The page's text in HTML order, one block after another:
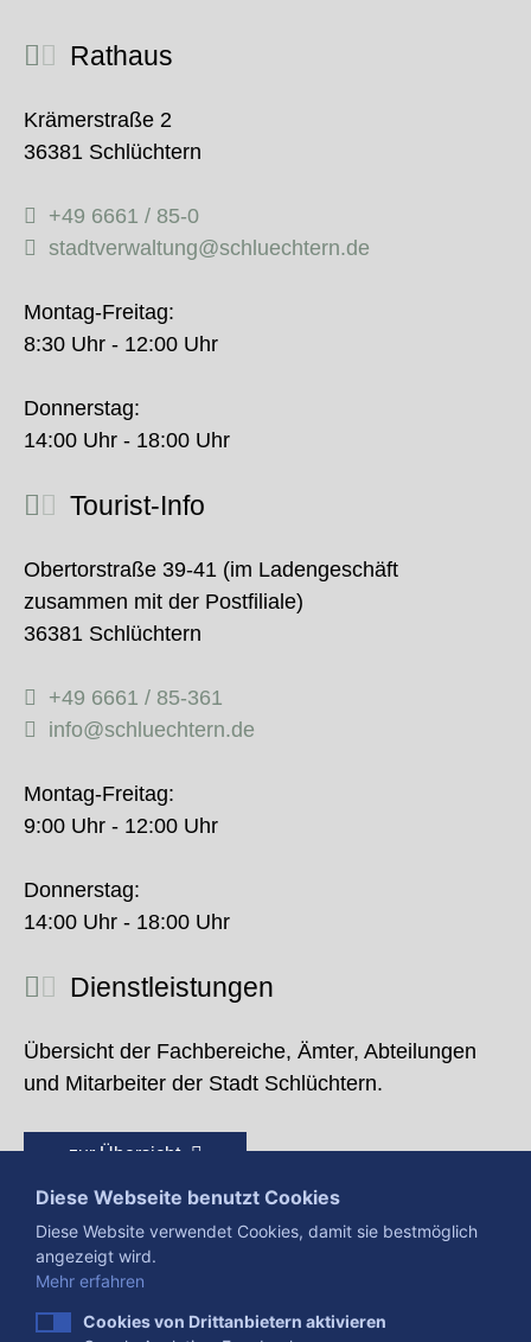
Rathaus
Krämerstraße 2
36381 Schlüchtern
+49 6661 / 85-0
stadtverwaltung@schluechtern.de
Montag-Freitag:
8:30 Uhr - 12:00 Uhr
Donnerstag:
14:00 Uhr - 18:00 Uhr
Tourist-Info
Obertorstraße 39-41 (im Ladengeschäft
zusammen mit der Postfiliale)
36381 Schlüchtern
+49 6661 / 85-361
info@schluechtern.de
Montag-Freitag:
9:00 Uhr - 12:00 Uhr
Donnerstag:
14:00 Uhr - 18:00 Uhr
Dienstleistungen
Übersicht der Fachbereiche, Ämter, Abteilungen
und Mitarbeiter der Stadt Schlüchtern.
zur Übersicht
Diese Webseite benutzt Cookies
Diese Website verwendet Cookies, damit sie bestmöglich
angezeigt wird.
Mehr erfahren
Cookies von Drittanbietern aktivieren